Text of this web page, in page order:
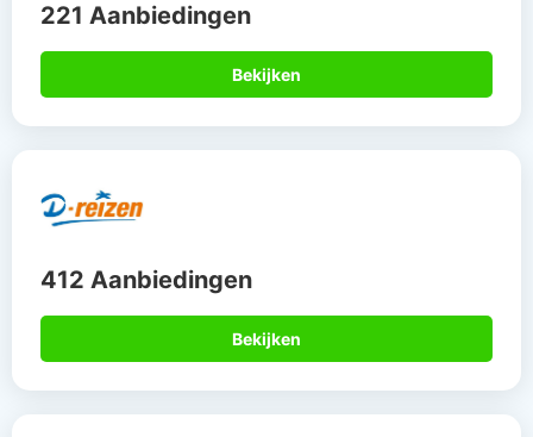
221 Aanbiedingen
Bekijken
412 Aanbiedingen
Bekijken